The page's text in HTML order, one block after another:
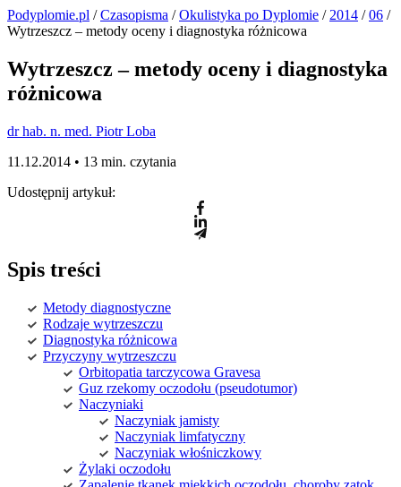
Podyplomie.pl /Czasopisma /Okulistyka po Dyplomie / 2014 /06 /
Wytrzeszcz – metody oceny i diagnostyka różnicowa
Wytrzeszcz – metody oceny i diagnostyka
różnicowa
dr hab. n. med. Piotr Loba
11.12.2014 • 13 min. czytania
Udostępnij artykuł:
Spis treści
Metody diagnostyczne
Rodzaje wytrzeszczu
Diagnostyka różnicowa
Przyczyny wytrzeszczu
Orbitopatia tarczycowa Gravesa
Guz rzekomy oczodołu (pseudotumor)
Naczyniaki
Naczyniak jamisty
Naczyniak limfatyczny
Naczyniak włośniczkowy
Żylaki oczodołu